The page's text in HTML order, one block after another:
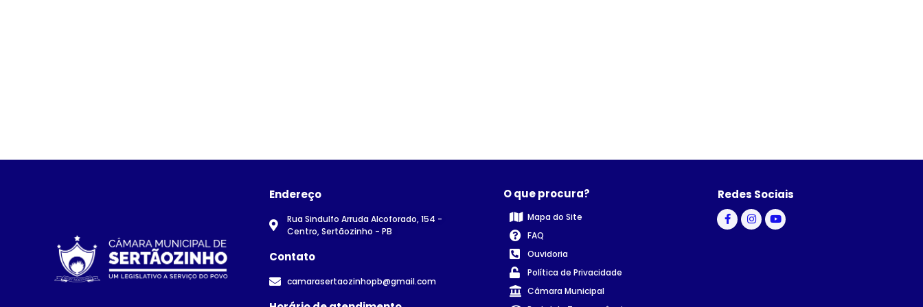
Endereço
Rua Sindulfo Arruda Alcoforado, 154 -
Centro, Sertãozinho - PB
Contato
camarasertaozinhopb@gmail.com
O que procura?
Mapa do Site
FAQ
Ouvidoria
Política de Privacidade
Câmara Municipal
Redes Sociais